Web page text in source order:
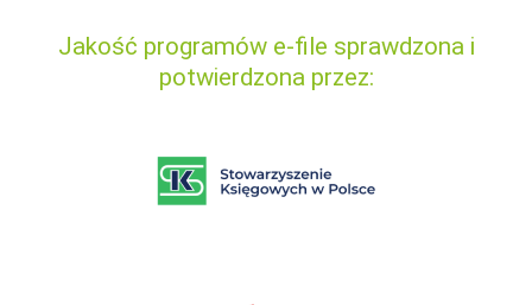
Jakość programów e-file sprawdzona i
potwierdzona przez: